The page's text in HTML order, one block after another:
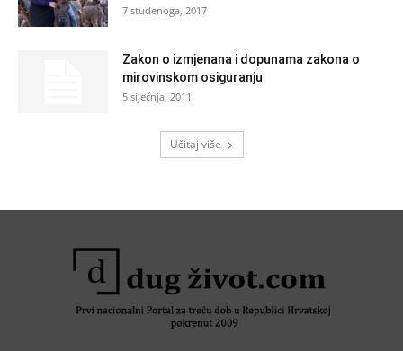
7 studenoga, 2017
Zakon o izmjenana i dopunama zakona o
mirovinskom osiguranju
5 siječnja, 2011
Učitaj više